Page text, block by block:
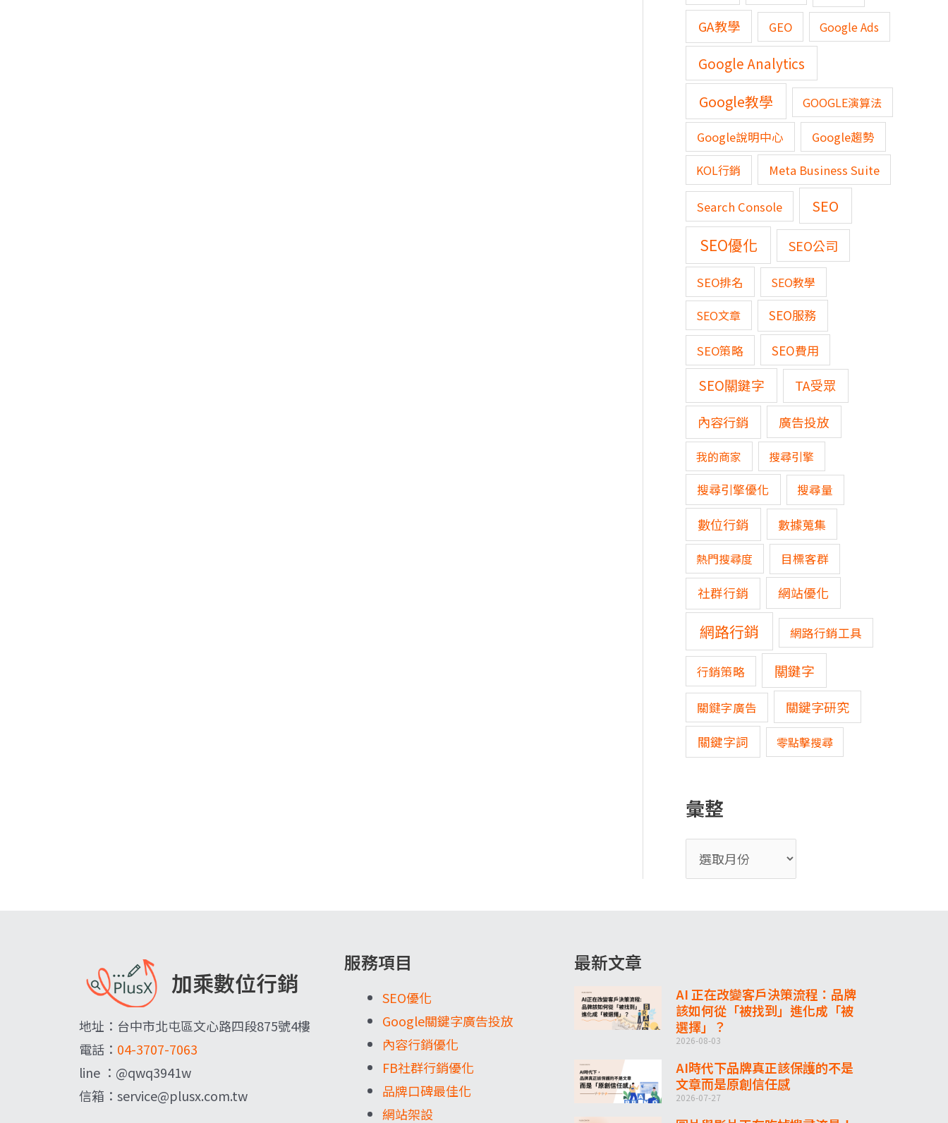
GA教學 GEO Google Ads
Google Analytics
Google教學 GOOGLE演算法
Google說明中心
Google趨勢
KOL行銷
Meta Business Suite
Search Console SEO
SEO優化 SEO公司
SEO排名
SEO教學
SEO文章
SEO服務
SEO策略 SEO費用
SEO關鍵字
TA受眾
內容行銷
廣告投放
我的商家 搜尋引擎
搜尋引擎優化 搜尋量
數位行銷 數據蒐集
熱門搜尋度 目標客群
社群行銷 網站優化
網路行銷 網路行銷工具
行銷策略 關鍵字
關鍵字廣告 關鍵字研究
關鍵字詞 零點擊搜尋
彙整
加乘數位行銷
地址：台中市北屯區文心路四段875號4樓
電話： 04-3707-7063
line ：@qwq3941w
信箱：service@plusx.com.tw
服務項目
SEO優化
Google關鍵字廣告投放
內容行銷優化
FB社群行銷優化
品牌口碑最佳化
網站架設
最新文章
AI 正在改變客戶決策流程：品牌
該如何從「被找到」進化成「被
選擇」？
2026-08-03
AI時代下品牌真正該保護的不是
文章而是原創信任感
2026-07-27